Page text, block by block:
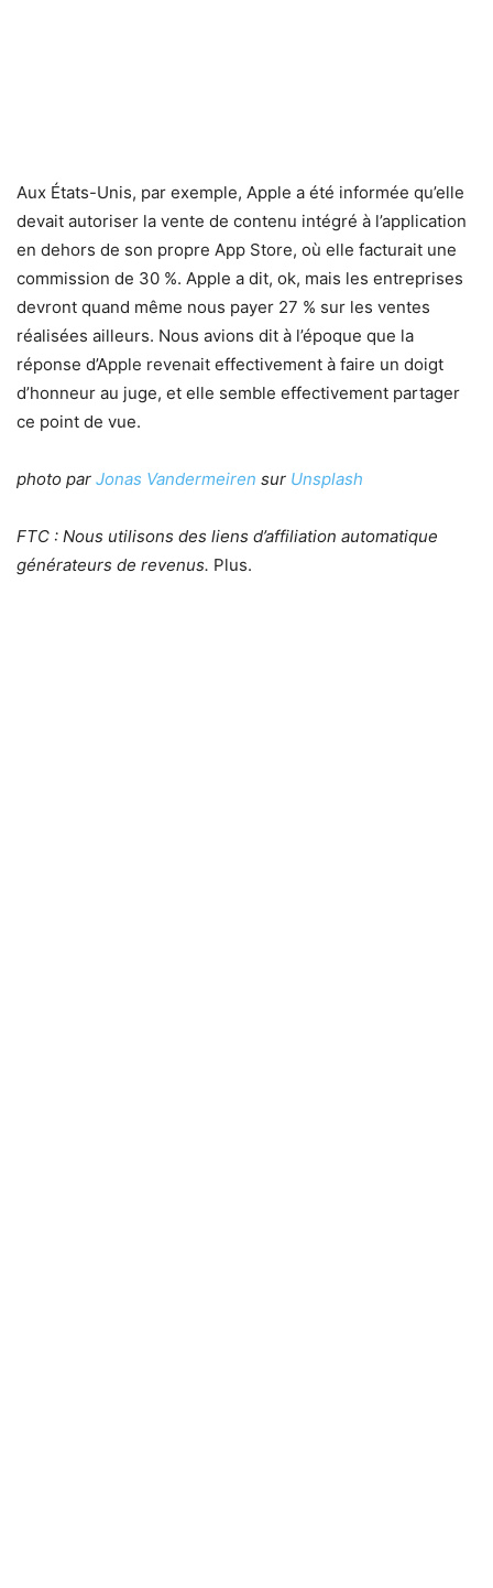
Aux États-Unis, par exemple, Apple a été informée qu’elle
devait autoriser la vente de contenu intégré à l’application
en dehors de son propre App Store, où elle facturait une
commission de 30 %. Apple a dit, ok, mais les entreprises
devront quand même nous payer 27 % sur les ventes
réalisées ailleurs. Nous avions dit à l’époque que la
réponse d’Apple revenait effectivement à faire un doigt
d’honneur au juge, et elle semble effectivement partager
ce point de vue.
photo par Jonas Vandermeiren sur Unsplash
FTC : Nous utilisons des liens d’affiliation automatique
générateurs de revenus. Plus.